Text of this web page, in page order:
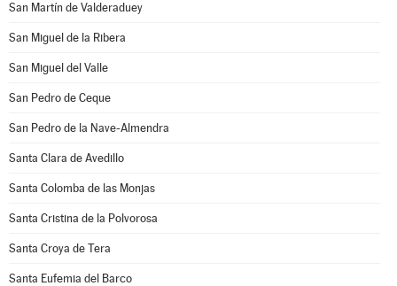
San Martín de Valderaduey
San Miguel de la Ribera
San Miguel del Valle
San Pedro de Ceque
San Pedro de la Nave-Almendra
Santa Clara de Avedillo
Santa Colomba de las Monjas
Santa Cristina de la Polvorosa
Santa Croya de Tera
Santa Eufemia del Barco